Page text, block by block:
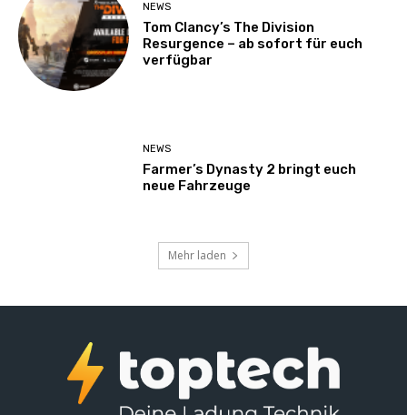
NEWS
Tom Clancy’s The Division
Resurgence – ab sofort für euch
verfügbar
NEWS
Farmer’s Dynasty 2 bringt euch
neue Fahrzeuge
Mehr laden